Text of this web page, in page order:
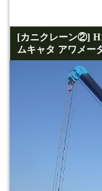
[カニクレーン②]
ムキャタ アワメー